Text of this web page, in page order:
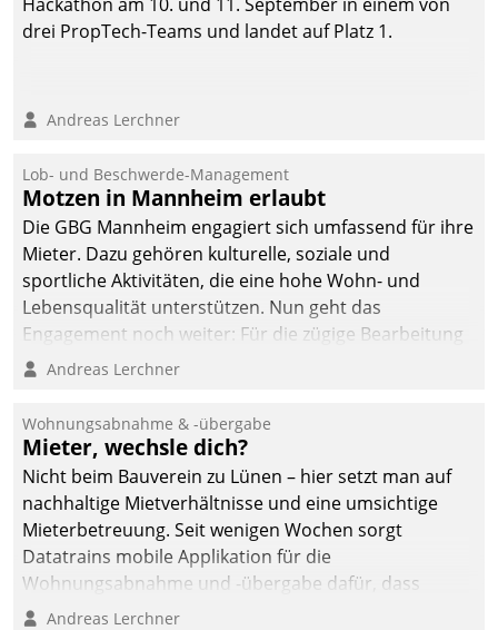
drei PropTech-Teams und landet auf Platz 1.
Andreas Lerchner
Lob- und Beschwerde-Management
Motzen in Mannheim erlaubt
Die GBG Mannheim engagiert sich umfassend für ihre
Mieter. Dazu gehören kulturelle, soziale und
sportliche Aktivitäten, die eine hohe Wohn- und
Lebensqualität unterstützen. Nun geht das
Engagement noch weiter: Für die zügige Bearbeitung
von Beschwerden – oder Lob – richtet das
und Beschwerde-Management einen eigenen Kanal
ein.
Andreas Lerchner
Wohnungsabnahme & -übergabe
Mieter, wechsle dich?
Nicht beim Bauverein zu Lünen – hier setzt man auf
nachhaltige Mietverhältnisse und eine umsichtige
Mieterbetreuung. Seit wenigen Wochen sorgt
Datatrains mobile Applikation für die
Wohnungsabnahme und -übergabe dafür, dass
Mieter wohlgeordnet kommen und, so es sein muss,
Andreas Lerchner